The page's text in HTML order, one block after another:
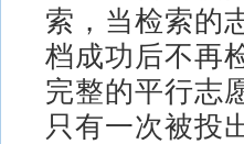
索，当检索的
档成功后不再
完整的平行志
只有一次被投